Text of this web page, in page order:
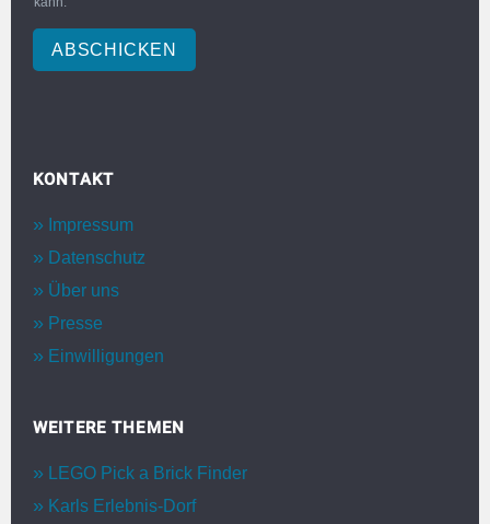
ABSCHICKEN
KONTAKT
Impressum
Datenschutz
Über uns
Presse
Einwilligungen
WEITERE THEMEN
LEGO Pick a Brick Finder
Karls Erlebnis-Dorf